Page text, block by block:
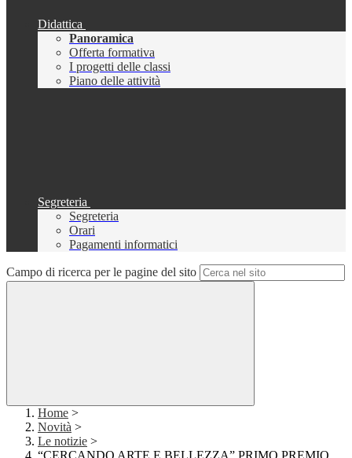
Didattica
Panoramica
Offerta formativa
I progetti delle classi
Piano delle attività
Segreteria
Segreteria
Orari
Pagamenti informatici
Campo di ricerca per le pagine del sito
Home >
Novità >
Le notizie >